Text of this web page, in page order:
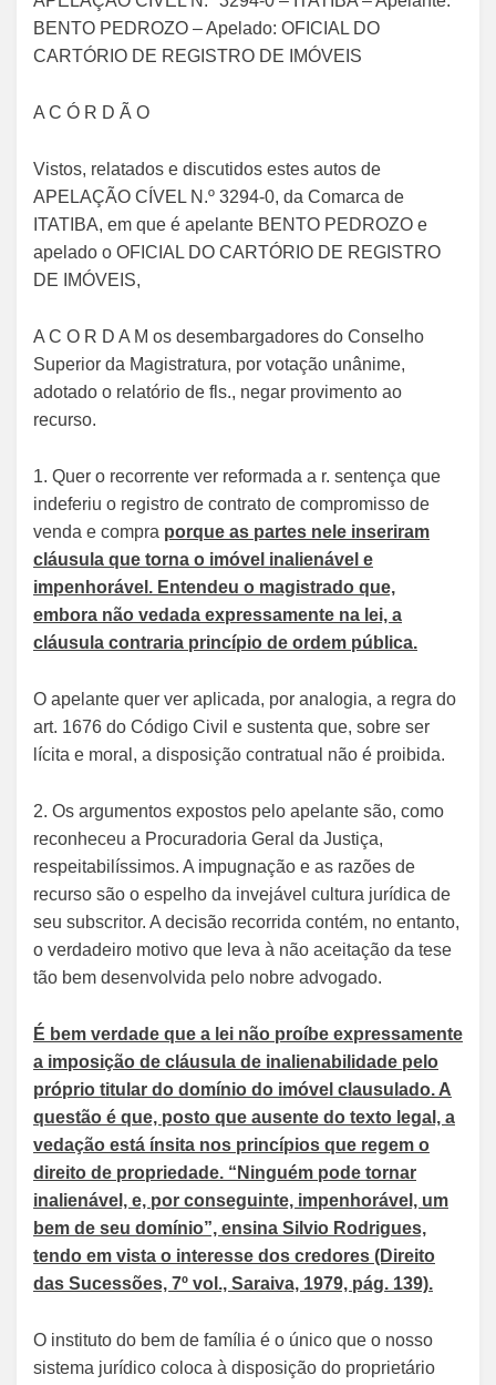
BENTO PEDROZO – Apelado: OFICIAL DO
CARTÓRIO DE REGISTRO DE IMÓVEIS
A C Ó R D Ã O
Vistos, relatados e discutidos estes autos de
APELAÇÃO CÍVEL N.º 3294-0, da Comarca de
ITATIBA, em que é apelante BENTO PEDROZO e
apelado o OFICIAL DO CARTÓRIO DE REGISTRO
DE IMÓVEIS,
A C O R D A M os desembargadores do Conselho
Superior da Magistratura, por votação unânime,
adotado o relatório de fls., negar provimento ao
recurso.
1. Quer o recorrente ver reformada a r. sentença que
indeferiu o registro de contrato de compromisso de
venda e compra porque as partes nele inseriram
cláusula que torna o imóvel inalienável e
impenhorável. Entendeu o magistrado que,
embora não vedada expressamente na lei, a
cláusula contraria princípio de ordem pública.
O apelante quer ver aplicada, por analogia, a regra do
art. 1676 do Código Civil e sustenta que, sobre ser
lícita e moral, a disposição contratual não é proibida.
2. Os argumentos expostos pelo apelante são, como
reconheceu a Procuradoria Geral da Justiça,
respeitabilíssimos. A impugnação e as razões de
recurso são o espelho da invejável cultura jurídica de
seu subscritor. A decisão recorrida contém, no entanto,
o verdadeiro motivo que leva à não aceitação da tese
tão bem desenvolvida pelo nobre advogado.
É bem verdade que a lei não proíbe expressamente
a imposição de cláusula de inalienabilidade pelo
próprio titular do domínio do imóvel clausulado. A
questão é que, posto que ausente do texto legal, a
vedação está ínsita nos princípios que regem o
direito de propriedade. “Ninguém pode tornar
inalienável, e, por conseguinte, impenhorável, um
bem de seu domínio”, ensina Silvio Rodrigues,
tendo em vista o interesse dos credores (Direito
das Sucessões, 7º vol., Saraiva, 1979, pág. 139).
O instituto do bem de família é o único que o nosso
sistema jurídico coloca à disposição do proprietário